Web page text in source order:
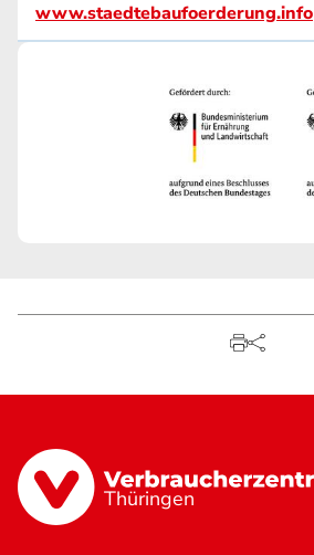
www.staedtebaufoerderung.info
Thüringen